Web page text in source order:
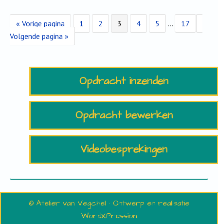
« Ga
naar
Vorige pagina Pagina
1 Pagina
2 Pagina
3 Pagina
4 Pagina
5
Interim
pagina's
… Pagina
17
naar
Volgende pagina »
Opdracht inzenden
Opdracht bewerken
Videobesprekingen
© Atelier van Vegchel · Ontwerp en realisatie
WordXPression